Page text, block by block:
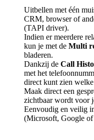
Uitbellen met één
CRM, browser of
(TAPI driver).
Indien er meerdere
kun je met de Multi
bladeren.
Dankzij de Call
met het
direct kunt zien
Maak direct een
zichtbaar wordt voor
Eenvoudig en veilig
(Microsoft, Google